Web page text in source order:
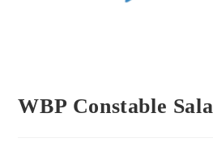
WBP Constable